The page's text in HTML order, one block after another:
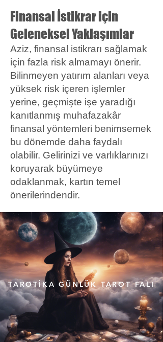
Finansal İstikrar için
Geleneksel Yaklaşımlar
Aziz, finansal istikrarı sağlamak
için fazla risk almamayı önerir.
Bilinmeyen yatırım alanları veya
yüksek risk içeren işlemler
yerine, geçmişte işe yaradığı
kanıtlanmış muhafazakâr
finansal yöntemleri benimsemek
bu dönemde daha faydalı
olabilir. Gelirinizi ve varlıklarınızı
koruyarak büyümeye
odaklanmak, kartın temel
önerilerindendir.
TAROTİKA GÜNLÜK TAROT FALI